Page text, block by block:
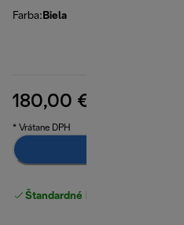
Farba: Biela
180,00 €
* Vrátane DPH
Štandardné bezplatné doručenie